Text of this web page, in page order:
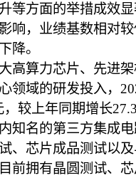
等方面的举措成效
响，业绩基数相对
降。
算力芯片、先进架
领域的研发投入，
较上年同期增长
名的第三方集成电
、芯片成品测试以
前拥有晶圆测试、